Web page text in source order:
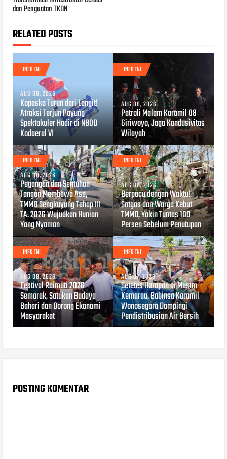
dan Penguatan TKDN
RELATED POSTS
INFO TNI
AUG 08, 2026
Kopaska Turun dari Langit!
Atraksi Terjun Payung
Spektakuler Hadir di NBOD
Kodaeral VI
INFO TNI
AUG 08, 2026
Patroli Malam Koramil 08
Giriwoyo, Jaga Kondusivitas
Wilayah
INFO TNI
AUG 08, 2026
Pegangan dan Sentuhan
Tangan Membawa Asa,
TMMD Sengkuyung Tahap III
TA. 2026 Wujudkan Hunian
Yang Nyaman
INFO TNI
AUG 08, 2026
Berpacu dengan Waktu!
Satgas dan Warga Kebut
TMMD, Yakin Tuntas 100
Persen Sebelum Penutupan
INFO TNI
AUG 08, 2026
Festival Raimuti 2026
Semarak, Satukan Budaya
Bahari dan Dorong Ekonomi
Masyarakat
INFO TNI
AUG 07, 2026
Setetes Harapan di Musim
Kemarau, Babinsa Koramil
Wonosegoro Dampingi
Pendistribusian Air Bersih
POSTING KOMENTAR